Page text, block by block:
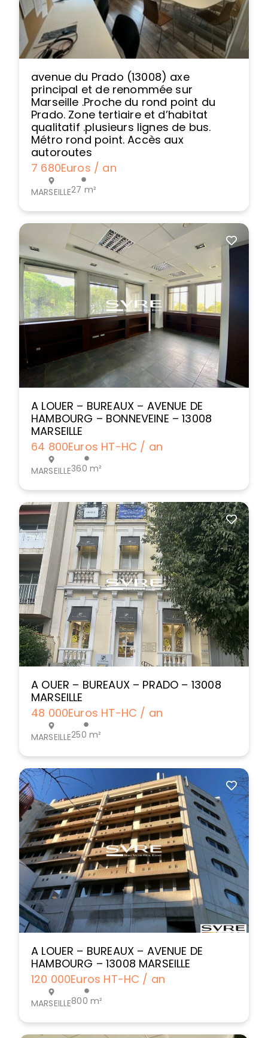
avenue du Prado (13008) axe
principal et de renommée sur
Marseille .Proche du rond point du
Prado. Zone tertiaire et d’habitat
qualitatif .plusieurs lignes de bus.
Métro rond point. Accès aux
autoroutes
7 680Euros / an
MARSEILLE27 m²
A LOUER – BUREAUX – AVENUE DE
HAMBOURG – BONNEVEINE – 13008
MARSEILLE
64 800Euros HT-HC / an
MARSEILLE360 m²
A OUER – BUREAUX – PRADO – 13008
MARSEILLE
48 000Euros HT-HC / an
MARSEILLE250 m²
A LOUER – BUREAUX – AVENUE DE
HAMBOURG – 13008 MARSEILLE
120 000Euros HT-HC / an
MARSEILLE800 m²